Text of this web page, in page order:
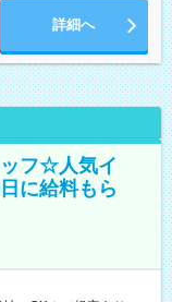
詳細へ
フ☆人気イ
に給料もら